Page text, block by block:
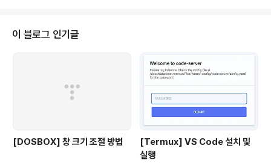
이 블로그 인기글
[DOSBOX] 창 크기 조절 방법
[Termux] VS Code 설치 및
실행